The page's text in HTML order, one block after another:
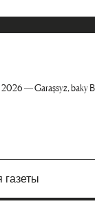
2026 — Garaşsyz, baky
газеты